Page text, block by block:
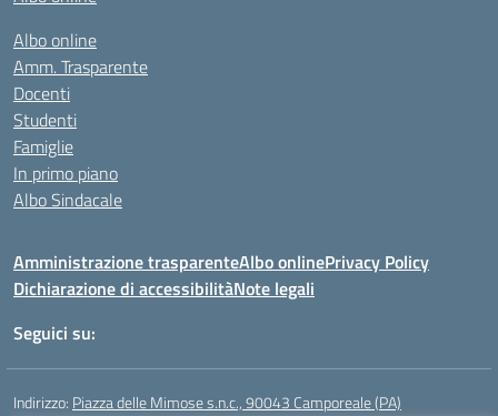
Albo online
Amm. Trasparente
Docenti
Studenti
Famiglie
In primo piano
Albo Sindacale
Amministrazione trasparenteAlbo onlinePrivacy Policy
Dichiarazione di accessibilitàNote legali
Seguici su:
Indirizzo: Piazza delle Mimose s.n.c., 90043 Camporeale (PA)